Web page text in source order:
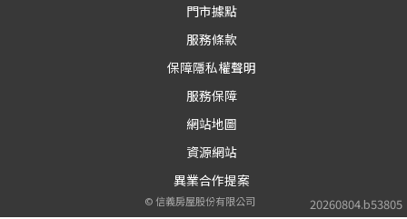
20260804.b53805
門市據點
服務條款
保障隱私權聲明
服務保障
網站地圖
資源網站
異業合作提案
©信義房屋股份有限公司